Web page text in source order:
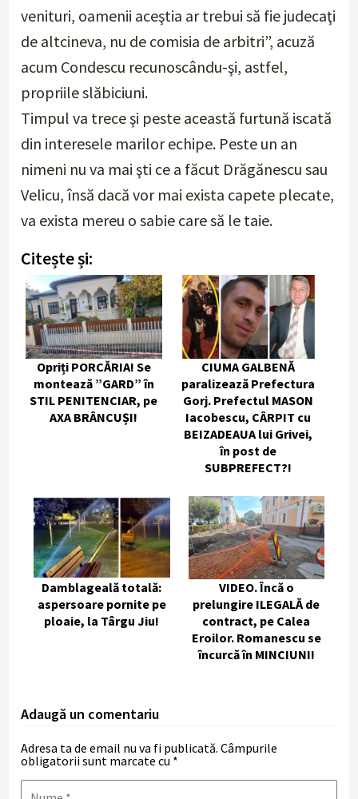
venituri, oamenii aceştia ar trebui să fie judecaţi
de altcineva, nu de comisia de arbitri”, acuză
acum Condescu recunoscându-şi, astfel,
propriile slăbiciuni.
Timpul va trece şi peste această furtună iscată
din interesele marilor echipe. Peste un an
nimeni nu va mai şti ce a făcut Drăgănescu sau
Velicu, însă dacă vor mai exista capete plecate,
va exista mereu o sabie care să le taie.
Citește și:
Opriți PORCĂRIA! Se
montează ”GARD” în
STIL PENITENCIAR, pe
AXA BRÂNCUȘI!
CIUMA GALBENĂ
paralizează Prefectura
Gorj. Prefectul MASON
Iacobescu, CÂRPIT cu
BEIZADEAUA lui Grivei,
în post de
SUBPREFECT?!
Damblageală totală:
aspersoare pornite pe
ploaie, la Târgu Jiu!
VIDEO. Încă o
prelungire ILEGALĂ de
contract, pe Calea
Eroilor. Romanescu se
încurcă în MINCIUNI!
Adaugă un comentariu
Adresa ta de email nu va fi publicată. Câmpurile
obligatorii sunt marcate cu *